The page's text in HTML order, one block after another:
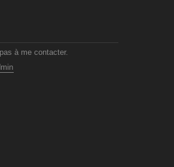
à me contacter.